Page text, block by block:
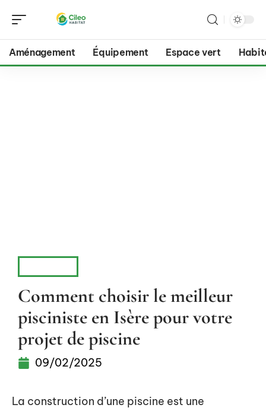
Aménagement Équipement Espace vert
Comment choisir le meilleur
pisciniste en Isère pour votre
projet de piscine
09/02/2025
La construction d’une piscine est une